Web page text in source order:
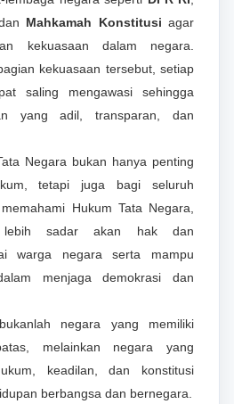
Mahkamah Konstitusi agar
kekuasaan dalam negara.
kekuasaan tersebut, setiap
saling mengawasi sehingga
yang adil, transparan, dan
Negara bukan hanya penting
tetapi juga bagi seluruh
Hukum Tata Negara,
lebih sadar akan hak dan
warga negara serta mampu
menjaga demokrasi dan
negara yang memiliki
melainkan negara yang
keadilan, dan konstitusi
berbangsa dan bernegara.